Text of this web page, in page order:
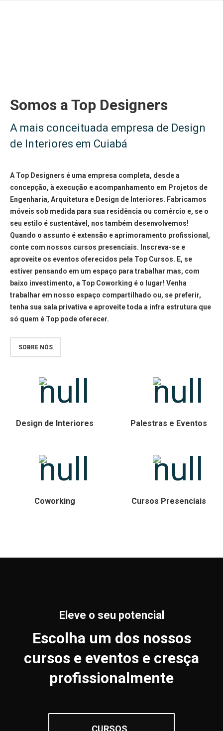
Somos a Top Designers
A mais conceituada empresa de Design
de Interiores em Cuiabá
A Top Designers é uma empresa completa, desde a
concepção, à execução e acompanhamento em Projetos de
Engenharia, Arquitetura e Design de Interiores. Fabricamos
móveis sob medida para sua residência ou comércio e, se o
seu estilo é sustentável, nos também desenvolvemos!
Quando o assunto é extensão e aprimoramento profissional,
conte com nossos cursos presenciais. Inscreva-se e
aproveite os eventos oferecidos pela Top Cursos. E, se
estiver pensando em um espaço para trabalhar mas, com
baixo investimento, a Top Coworking é o lugar! Venha
trabalhar em nosso espaço compartilhado ou, se preferir,
tenha sua sala privativa e aproveite toda a infra estrutura que
só quem é Top pode oferecer.
SOBRE NÓS
Design de Interiores Palestras e Eventos
Coworking Cursos Presenciais
Eleve o seu potencial
Escolha um dos nossos
cursos e eventos e cresça
profissionalmente
CURSOS